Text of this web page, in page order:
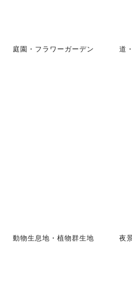
庭園・フラワーガーデン 道
動物生息地・植物群生地 夜